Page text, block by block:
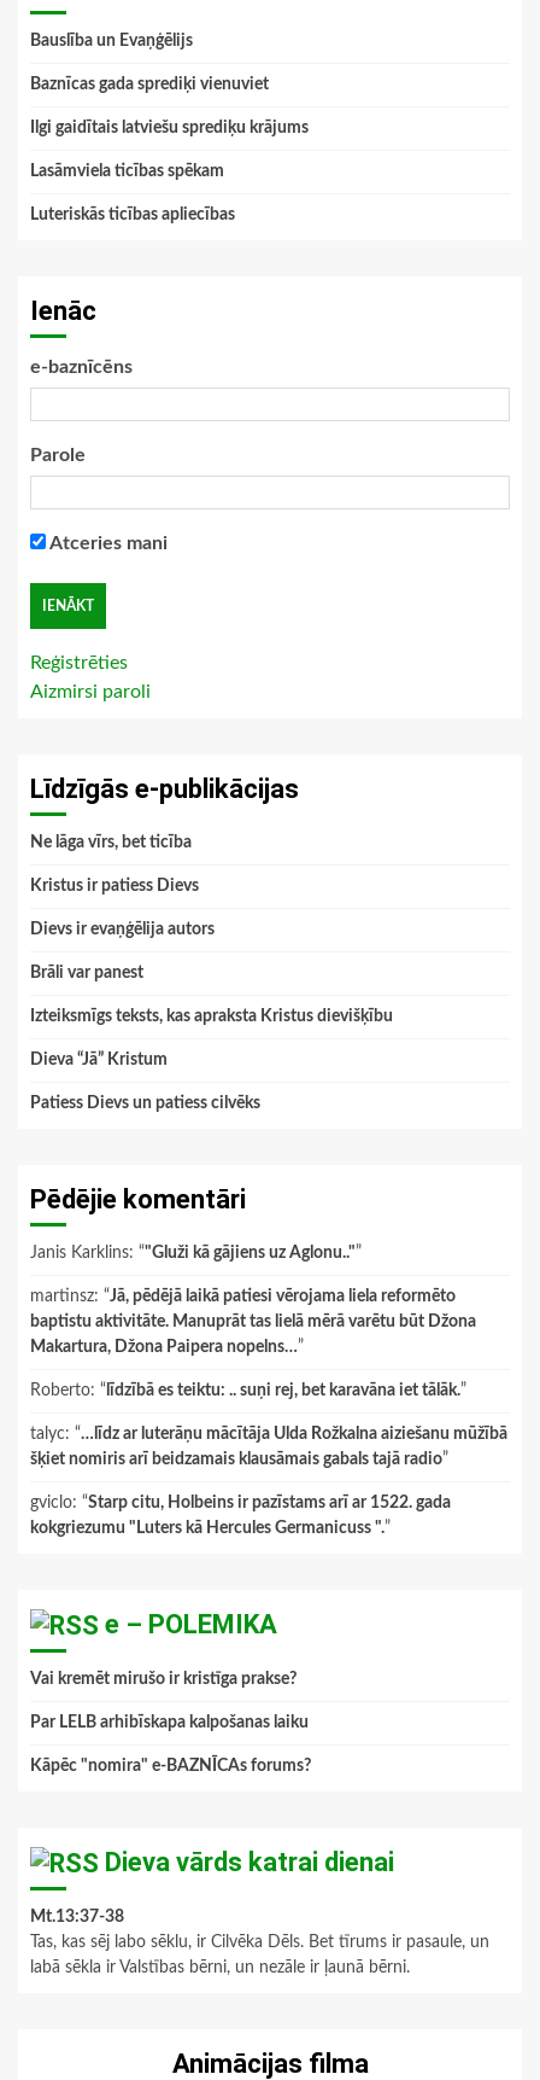
Bauslība un Evaņģēlijs
Baznīcas gada sprediķi vienuviet
Ilgi gaidītais latviešu sprediķu krājums
Lasāmviela ticības spēkam
Luteriskās ticības apliecības
Ienāc
e-baznīcēns
Parole
Atceries mani
Reģistrēties
Aizmirsi paroli
Līdzīgās e-publikācijas
Ne lāga vīrs, bet ticība
Kristus ir patiess Dievs
Dievs ir evaņģēlija autors
Brāli var panest
Izteiksmīgs teksts, kas apraksta Kristus dievišķību
Dieva “Jā” Kristum
Patiess Dievs un patiess cilvēks
Pēdējie komentāri
Janis Karklins: “"Gluži kā gājiens uz Aglonu.."”
martinsz: “Jā, pēdējā laikā patiesi vērojama liela reformēto
baptistu aktivitāte. Manuprāt tas lielā mērā varētu būt Džona
Makartura, Džona Paipera nopelns…”
Roberto: “ līdzībā es teiktu: .. suņi rej, bet karavāna iet tālāk.”
talyc: “…līdz ar luterāņu mācītāja Ulda Rožkalna aiziešanu mūžībā
šķiet nomiris arī beidzamais klausāmais gabals tajā radio”
gviclo: “Starp citu, Holbeins ir pazīstams arī ar 1522. gada
kokgriezumu "Luters kā Hercules Germanicuss ".”
e – POLEMIKA
Vai kremēt mirušo ir kristīga prakse?
Par LELB arhibīskapa kalpošanas laiku
Kāpēc "nomira" e-BAZNĪCAs forums?
Dieva vārds katrai dienai
Mt.13:37-38
Tas, kas sēj labo sēklu, ir Cilvēka Dēls. Bet tīrums ir pasaule, un
labā sēkla ir Valstības bērni, un nezāle ir ļaunā bērni.
Animācijas filma